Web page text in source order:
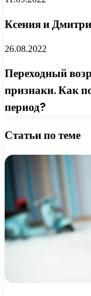
Ксения и
26.08.2022
Переходный
признаки. Как
период?
Статьи по теме